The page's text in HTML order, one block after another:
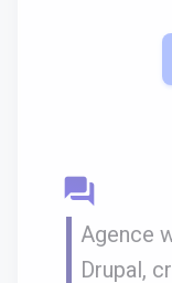
question_answer
Agence
Drupal,